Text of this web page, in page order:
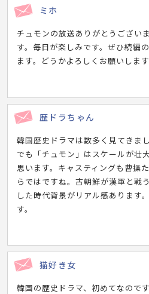
ミホ
チュモンの放送ありがとうござい
す。毎日が楽しみです。ぜひ続編
ます。どうかよろしくお願いします
歴ドラちゃん
韓国歴史ドラマは数多く見てきま
でも「チュモン」はスケールが壮
思います。キャスティングも曹操
らではですね。古朝鮮が漢軍と戦
した時代背景がリアル感あります
す。
猫好き女
韓国の歴史ドラマ、初めてなので